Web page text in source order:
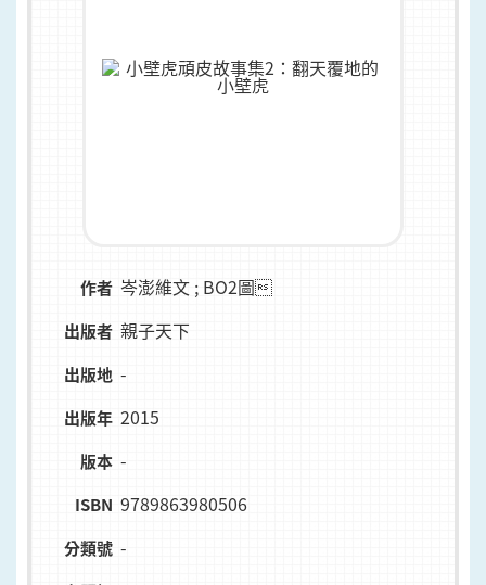
作者 岑澎維文 ; BO2圖
出版者 親子天下
出版地 -
出版年 2015
版本 -
ISBN 9789863980506
分類號 -